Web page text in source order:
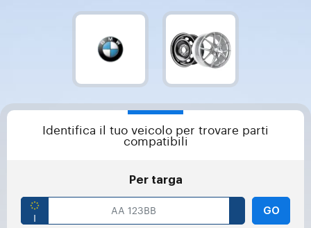
Identifica il tuo veicolo per trovare parti
compatibili
Per targa
GO